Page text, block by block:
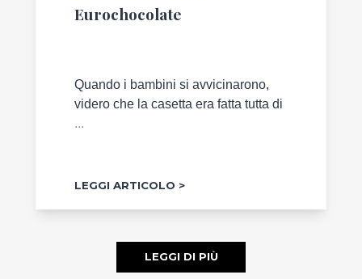
Eurochocolate
Quando i bambini si avvicinarono,
videro che la casetta era fatta tutta di
...
LEGGI ARTICOLO
LEGGI DI PIÙ